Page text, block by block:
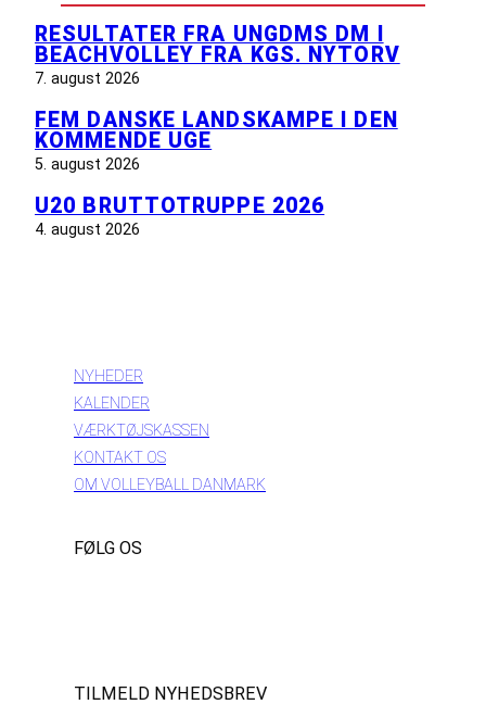
RESULTATER FRA UNGDMS DM I
BEACHVOLLEY FRA KGS. NYTORV
7. august 2026
FEM DANSKE LANDSKAMPE I DEN
KOMMENDE UGE
5. august 2026
U20 BRUTTOTRUPPE 2026
4. august 2026
NYHEDER
KALENDER
VÆRKTØJSKASSEN
KONTAKT OS
OM VOLLEYBALL DANMARK
FØLG OS
TILMELD NYHEDSBREV